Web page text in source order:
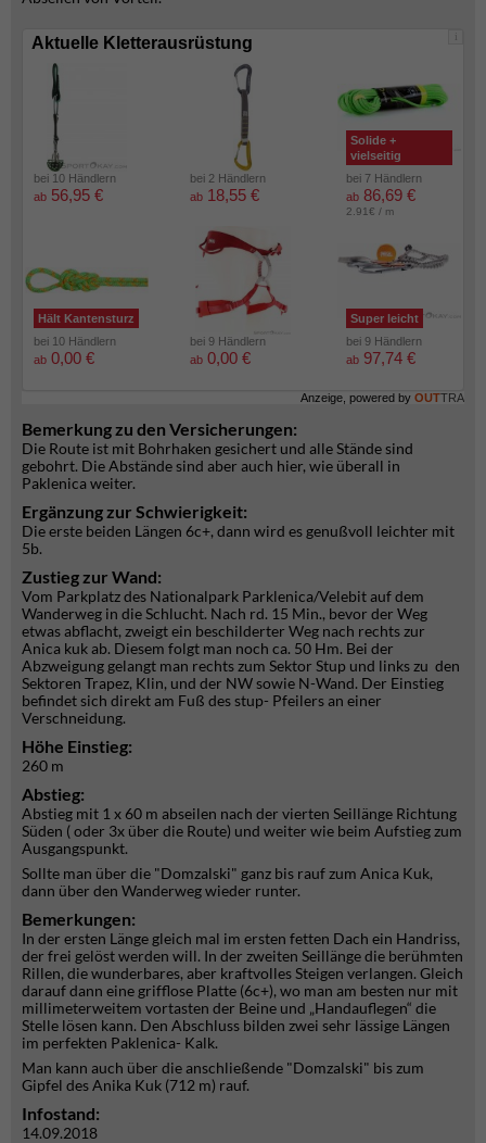
i
Aktuelle Kletterausrüstung
bei 10 Händlern
ab 56,95 €
bei 2 Händlern
ab 18,55 €
Solide +
vielseitig
bei 7 Händlern
ab 86,69 €
2.91€ / m
Hält Kantensturz
bei 10 Händlern
ab 0,00 €
bei 9 Händlern
ab 0,00 €
Super leicht
bei 9 Händlern
ab 97,74 €
Anzeige, powered by OUTTRA
Bemerkung zu den Versicherungen:
Die Route ist mit Bohrhaken gesichert und alle Stände sind
gebohrt. Die Abstände sind aber auch hier, wie überall in
Paklenica weiter.
Ergänzung zur Schwierigkeit:
Die erste beiden Längen 6c+, dann wird es genußvoll leichter mit
5b.
Zustieg zur Wand:
Vom Parkplatz des Nationalpark Parklenica/Velebit auf dem
Wanderweg in die Schlucht. Nach rd. 15 Min., bevor der Weg
etwas abflacht, zweigt ein beschilderter Weg nach rechts zur
Anica kuk ab. Diesem folgt man noch ca. 50 Hm. Bei der
Abzweigung gelangt man rechts zum Sektor Stup und links zu den
Sektoren Trapez, Klin, und der NW sowie N-Wand. Der Einstieg
befindet sich direkt am Fuß des stup- Pfeilers an einer
Verschneidung.
Höhe Einstieg:
260 m
Abstieg:
Abstieg mit 1 x 60 m abseilen nach der vierten Seillänge Richtung
Süden ( oder 3x über die Route) und weiter wie beim Aufstieg zum
Ausgangspunkt.
Sollte man über die "Domzalski" ganz bis rauf zum Anica Kuk,
dann über den Wanderweg wieder runter.
Bemerkungen:
In der ersten Länge gleich mal im ersten fetten Dach ein Handriss,
der frei gelöst werden will. In der zweiten Seillänge die berühmten
Rillen, die wunderbares, aber kraftvolles Steigen verlangen. Gleich
darauf dann eine grifflose Platte (6c+), wo man am besten nur mit
millimeterweitem vortasten der Beine und „Handauflegen“ die
Stelle lösen kann. Den Abschluss bilden zwei sehr lässige Längen
im perfekten Paklenica- Kalk.
Man kann auch über die anschließende "Domzalski" bis zum
Gipfel des Anika Kuk (712 m) rauf.
Infostand:
14.09.2018